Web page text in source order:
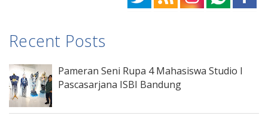
Recent Posts
Pameran Seni Rupa 4 Mahasiswa Studio I
Pascasarjana ISBI Bandung